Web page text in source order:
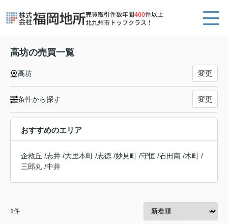
売買取引件数年間400件以上
北九州市トップクラス！
高坊の売買一覧
高坊 変更
条件から探す 変更
おすすめのエリア
企救丘 /志井 /大里本町 /志徳 /妙見町 /守恒 /石田南 /木町 /
三郎丸 /中井
1件